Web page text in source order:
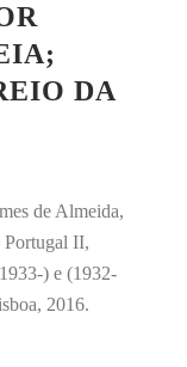
DA
de Almeida,
Portugal II,
) e (1932-
2016.